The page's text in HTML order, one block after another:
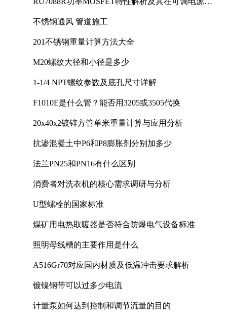
不锈钢通风 管道施工
201不锈钢重量计算方法大全
M20螺纹大径和小径是多少
1-1/4 NPT螺纹参数及底孔尺寸详解
F1010E是什么管？能否用3205或3505代换
20x40x2镀锌方管单米重量计算与应用分析
抗渗混凝土中P6和P8膨胀剂分别加多少
法兰PN25和PN16有什么区别
消费者对洗衣机的核心需求调研与分析
U型螺栓的国家标准
煤矿用电热取暖器是否符合防爆电气设备标准
照明母线槽的主要作用是什么
A516Gr70对应国内材质及低温冲击要求解析
镀镍钢带可以过多少电流
计量泵如何达到控制和调节流量的目的